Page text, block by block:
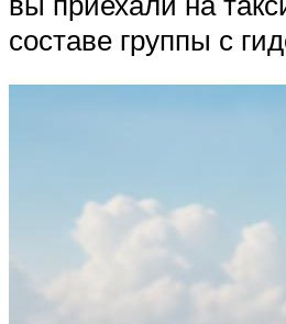
составе группы с